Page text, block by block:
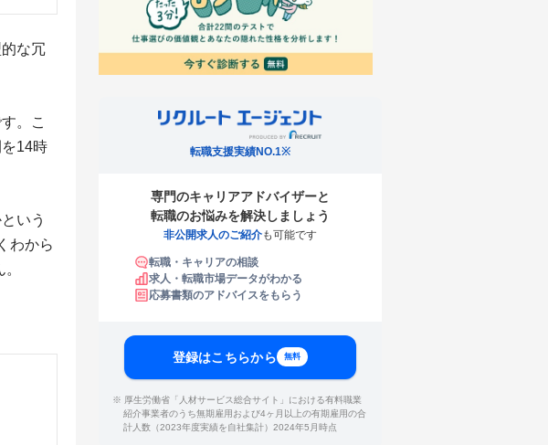
な冗
。こ
14時
いう
わから
転職支援実績NO.1※
専門のキャリアアドバイザーと
転職のお悩みを解決しましょう
非公開求人のご紹介も可能です
転職・キャリアの相談
求人・転職市場データがわかる
応募書類のアドバイスをもらう
登録はこちらから 無料
※ 厚生労働省「人材サービス総合サイト」における有料職業
紹介事業者のうち無期雇用および4ヶ月以上の有期雇用の合
計人数（2023年度実績を自社集計）2024年5月時点